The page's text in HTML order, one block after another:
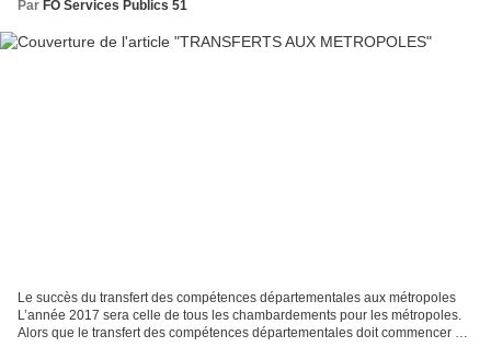
Par FO Services Publics 51
Le succès du transfert des compétences départementales aux métropoles
L’année 2017 sera celle de tous les chambardements pour les métropoles.
Alors que le transfert des compétences départementales doit commencer au